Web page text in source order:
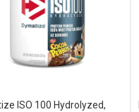
ISO 100 Hydrolyzed,